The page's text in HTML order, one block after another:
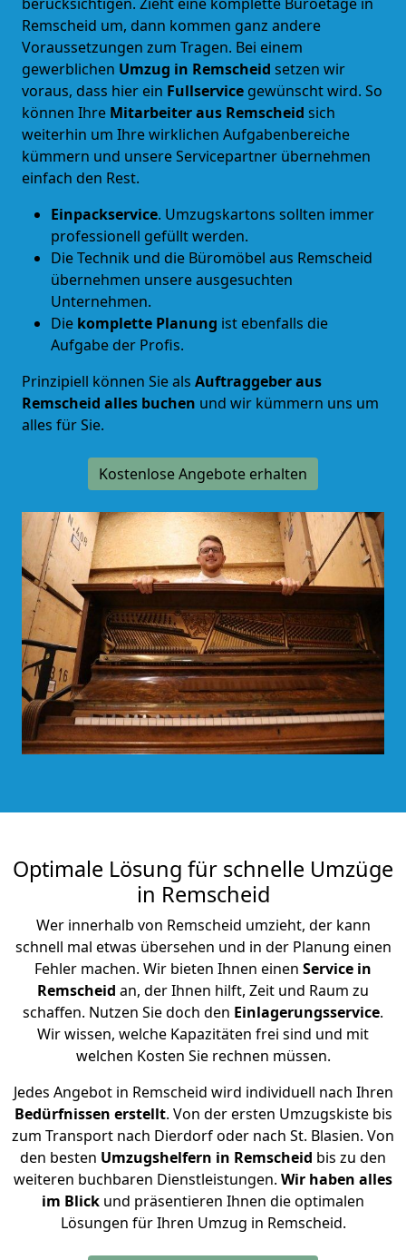
Remscheid um, dann kommen ganz andere
Voraussetzungen zum Tragen. Bei einem
gewerblichen Umzug in Remscheid setzen wir
voraus, dass hier ein Fullservice gewünscht wird. So
können Ihre Mitarbeiter aus Remscheid sich
weiterhin um Ihre wirklichen Aufgabenbereiche
kümmern und unsere Servicepartner übernehmen
einfach den Rest.
Einpackservice. Umzugskartons sollten immer
professionell gefüllt werden.
Die Technik und die Büromöbel aus Remscheid
übernehmen unsere ausgesuchten
Unternehmen.
Die komplette Planung ist ebenfalls die
Aufgabe der Profis.
Prinzipiell können Sie als Auftraggeber aus
Remscheid alles buchen und wir kümmern uns um
alles für Sie.
Kostenlose Angebote erhalten
Optimale Lösung für schnelle Umzüge
in Remscheid
Wer innerhalb von Remscheid umzieht, der kann
schnell mal etwas übersehen und in der Planung einen
Fehler machen. Wir bieten Ihnen einen Service in
Remscheid an, der Ihnen hilft, Zeit und Raum zu
schaffen. Nutzen Sie doch den Einlagerungsservice.
Wir wissen, welche Kapazitäten frei sind und mit
welchen Kosten Sie rechnen müssen.
Jedes Angebot in Remscheid wird individuell nach Ihren
Bedürfnissen erstellt. Von der ersten Umzugskiste bis
zum Transport nach Dierdorf oder nach St. Blasien. Von
den besten Umzugshelfern in Remscheid bis zu den
weiteren buchbaren Dienstleistungen. Wir haben alles
im Blick und präsentieren Ihnen die optimalen
Lösungen für Ihren Umzug in Remscheid.